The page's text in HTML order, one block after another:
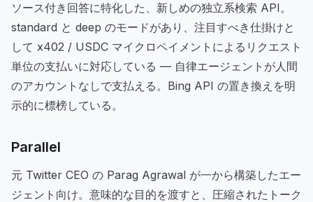
ソース付き回答に特化した、新しめの独立系検索 API。
standard と deep のモードがあり、注目すべき仕掛けと
して x402 / USDC マイクロペイメントによるリクエスト
単位の支払いに対応している — 自律エージェントが人間
のアカウントなしで支払える。Bing API の置き換えを明
示的に標榜している。
Parallel
元 Twitter CEO の Parag Agrawal が一から構築したエー
ジェント向け。意味的な目的を渡すと、圧縮されたトーク